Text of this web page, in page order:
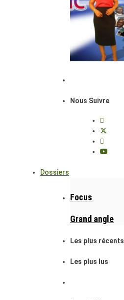
Nous Suivre
Dossiers
Focus
Grand angle
Les plus récents
Les plus lus